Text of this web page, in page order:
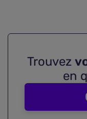
Trouvez
en